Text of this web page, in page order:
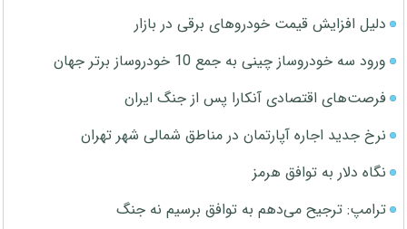
دلیل افزایش قیمت خودروهای برقی در بازار
ورود سه خودروساز چینی به جمع 10 خودروساز برتر جهان
فرصت‌های اقتصادی آنکارا پس از جنگ ایران
نرخ جدید اجاره آپارتمان در مناطق شمالی شهر تهران
نگاه دلار به توافق هرمز
ترامپ: ترجیح می‌دهم به توافق برسیم نه جنگ